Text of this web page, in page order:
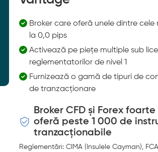
Broker care oferă unele dintre cele
la 0,0 pips
Activează pe piețe multiple sub
reglementatorilor de nivel 1
Furnizează o gamă de tipuri de
de tranzacționare
Broker CFD și Forex
oferă peste 1 000 de
tranzacționabile
Reglementări: CIMA (Insulele Cayman),